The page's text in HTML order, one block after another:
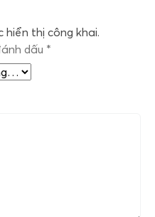
hiển thị công khai.
dấu *